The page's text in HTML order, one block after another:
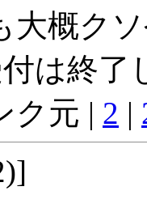
大概ク
は終了
ク元 | 2 |